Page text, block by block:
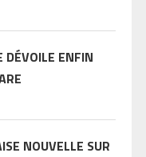
DÉVOILE ENFIN
NOUVELLE SUR